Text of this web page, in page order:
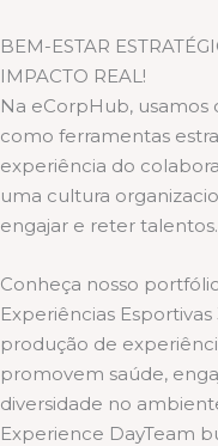
BEM-ESTAR
IMPACTO REAL!
Na eCorpHub, usamos
como ferramentas
experiência do
uma cultura
engajar e reter talentos.
Conheça nosso
Experiências
produção de
promovem saúde,
diversidade no
Experience DayTeam